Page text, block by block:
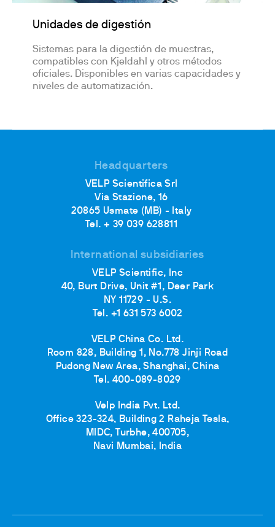
Unidades de digestión
Sistemas para la digestión de muestras,
compatibles con Kjeldahl y otros métodos
oficiales. Disponibles en varias capacidades y
niveles de automatización.
Headquarters
VELP Scientifica Srl
Via Stazione, 16
20865 Usmate (MB) - Italy
Tel. + 39 039 628811
International subsidiaries
VELP Scientific, Inc
40, Burt Drive, Unit #1, Deer Park
NY 11729 - U.S.
Tel. +1 631 573 6002
VELP China Co. Ltd.
Room 828, Building 1, No.778 Jinji Road
Pudong New Area, Shanghai, China
Tel. 400-089-8029
Velp India Pvt. Ltd.
Office 323-324, Building 2 Raheja Tesla,
MIDC, Turbhe, 400705,
Navi Mumbai, India